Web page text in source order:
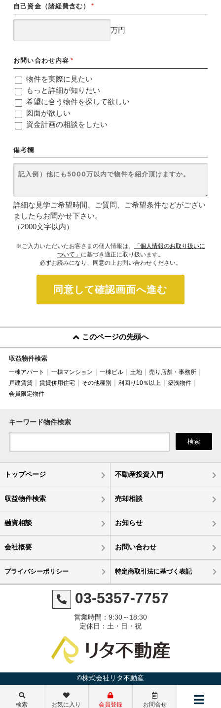
7,980万円
利回り5.8%
5,500万円
利回り-
6,900万円
利回り-
6,330万円
利回り6.0%
自己資金（諸経費含む） *
万円
お問い合わせ内容 *
物件を実際に見たい
もっと詳細が知りたい
希望に合う物件を探して欲しい
図面が欲しい
資金計画の相談をしたい
備考欄
詳細な見学ご希望時間、ご質問、ご希望条件などがござい
ましたらお聞かせ下さい。
（2000文字以内）
※ご入力いただいたお客さまの個人情報は、
「個人情報のお取り扱いに
ついて」 に基づき適正に取り扱います。
必ずお読みになり、同意の上お問い合わせください。
同意して確認画面へ進む
このページの先頭へ
収益物件検索
一棟アパート 一棟マンション 一棟ビル 土地
売り店舗・事務所
戸建賃貸
賃貸併用住宅 その他種別 利回り10％以上
築浅物件
会員限定物件
キーワード物件検索
検索
トップページ 不動産投資入門
収益物件検索 売却相談
融資相談 お知らせ
会社概要 お問い合わせ
プライバシーポリシー 特定商取引法に基づく表記
03-5357-7757
営業時間：9:30～18:30
定休日：土・日・祝
©株式会社リタ不動産
検索 お気に入り 会員登録 お問合せ